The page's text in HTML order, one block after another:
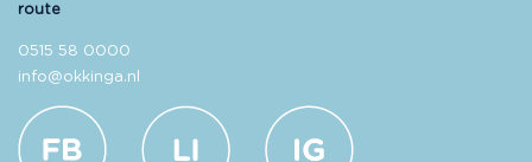
route
0515 58 0000
info@okkinga.nl